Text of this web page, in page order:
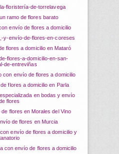
floristería-de-torrelavega
ramo de flores barato
envío de flores a domicilio
y-envío-de-flores-en-coreses
flores a domicilio en Mataró
de-entreviñas
con envío de flores a domicilio
flores a domicilio en Parla
flores
de flores en Morales del Vino
de flores en Murcia
con envío de flores a domicilio